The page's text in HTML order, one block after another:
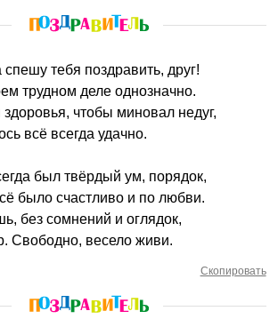
спешу тебя поздравить, друг!
трудном деле однозначно.
чтобы миновал недуг,
всё всегда удачно.
был твёрдый ум, порядок,
было счастливо и по любви.
без сомнений и оглядок,
Свободно, весело живи.
Скопировать